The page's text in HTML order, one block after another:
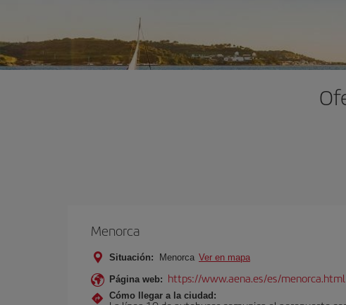
Menorca
Situación: Menorca Ver en mapa
Página web: https://www.aena.es/es/menorca.html
Cómo llegar a la ciudad: